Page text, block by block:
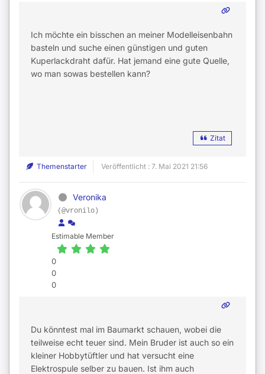
Ich möchte ein bisschen an meiner Modelleisenbahn
basteln und suche einen günstigen und guten
Kuperlackdraht dafür. Hat jemand eine gute Quelle,
wo man sowas bestellen kann?
Zitat
Themenstarter Veröffentlicht : 7. Mai 2021 21:56
Veronika
(@vronilo)
Estimable Member
0
0
0
Du könntest mal im Baumarkt schauen, wobei die
teilweise echt teuer sind. Mein Bruder ist auch so ein
kleiner Hobbytüftler und hat versucht eine
Elektrospule selber zu bauen. Ist ihm auch